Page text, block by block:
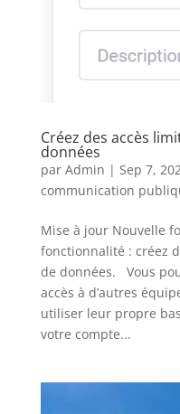
Créez des accès
données
par Admin | Sep 7,
communication
Mise à jour Nouvelle
fonctionnalité : créez
de données. Vous
accès à d’autres
utiliser leur propre
votre compte...